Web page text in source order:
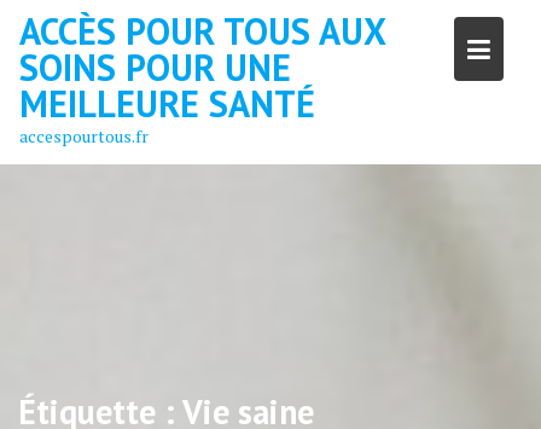
Skip
content
ACCÈS POUR TOUS AUX
SOINS POUR UNE
MEILLEURE SANTÉ
accespourtous.fr
Étiquette :Vie saine